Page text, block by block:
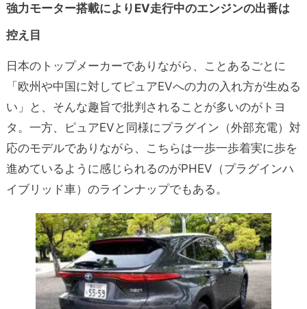
強力モーター搭載によりEV走行中のエンジンの出番は
控え目
日本のトップメーカーでありながら、ことあるごとに
「欧州や中国に対してピュアEVへの力の入れ方が生ぬる
い」と、そんな趣旨で批判されることが多いのがトヨ
タ。一方、ピュアEVと同様にプラグイン（外部充電）対
応のモデルでありながら、こちらは一歩一歩着実に歩を
進めているように感じられるのがPHEV（プラグインハ
イブリッド車）のラインナップでもある。